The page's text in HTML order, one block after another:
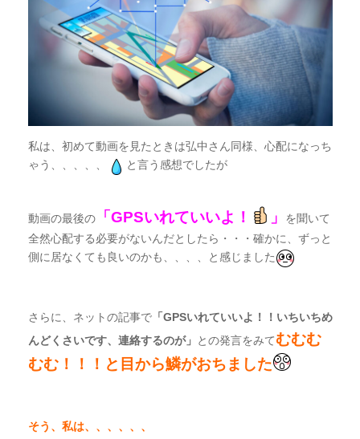
私は、初めて動画を見たときは弘中さん同様、心配になっち
ゃう、、、、、
と言う感想でしたが
動画の最後の「GPSいれていいよ！ 」
を聞いて
全然心配する必要がないんだとしたら・・・確かに、ずっと
側に居なくても良いのかも、、、、と感じました
さらに、ネットの記事で「GPSいれていいよ！！ いちいちめ
んどくさいです、連絡するのが」 との発言をみてむむむ
むむ！！！と目から鱗がおちました
そう、私は、、、、、、